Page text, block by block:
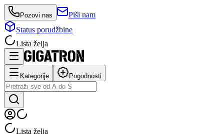
Pozovi nas
Piši nam
Status porudžbine
Lista želja
Kategorije Pogodnosti
Lista želja